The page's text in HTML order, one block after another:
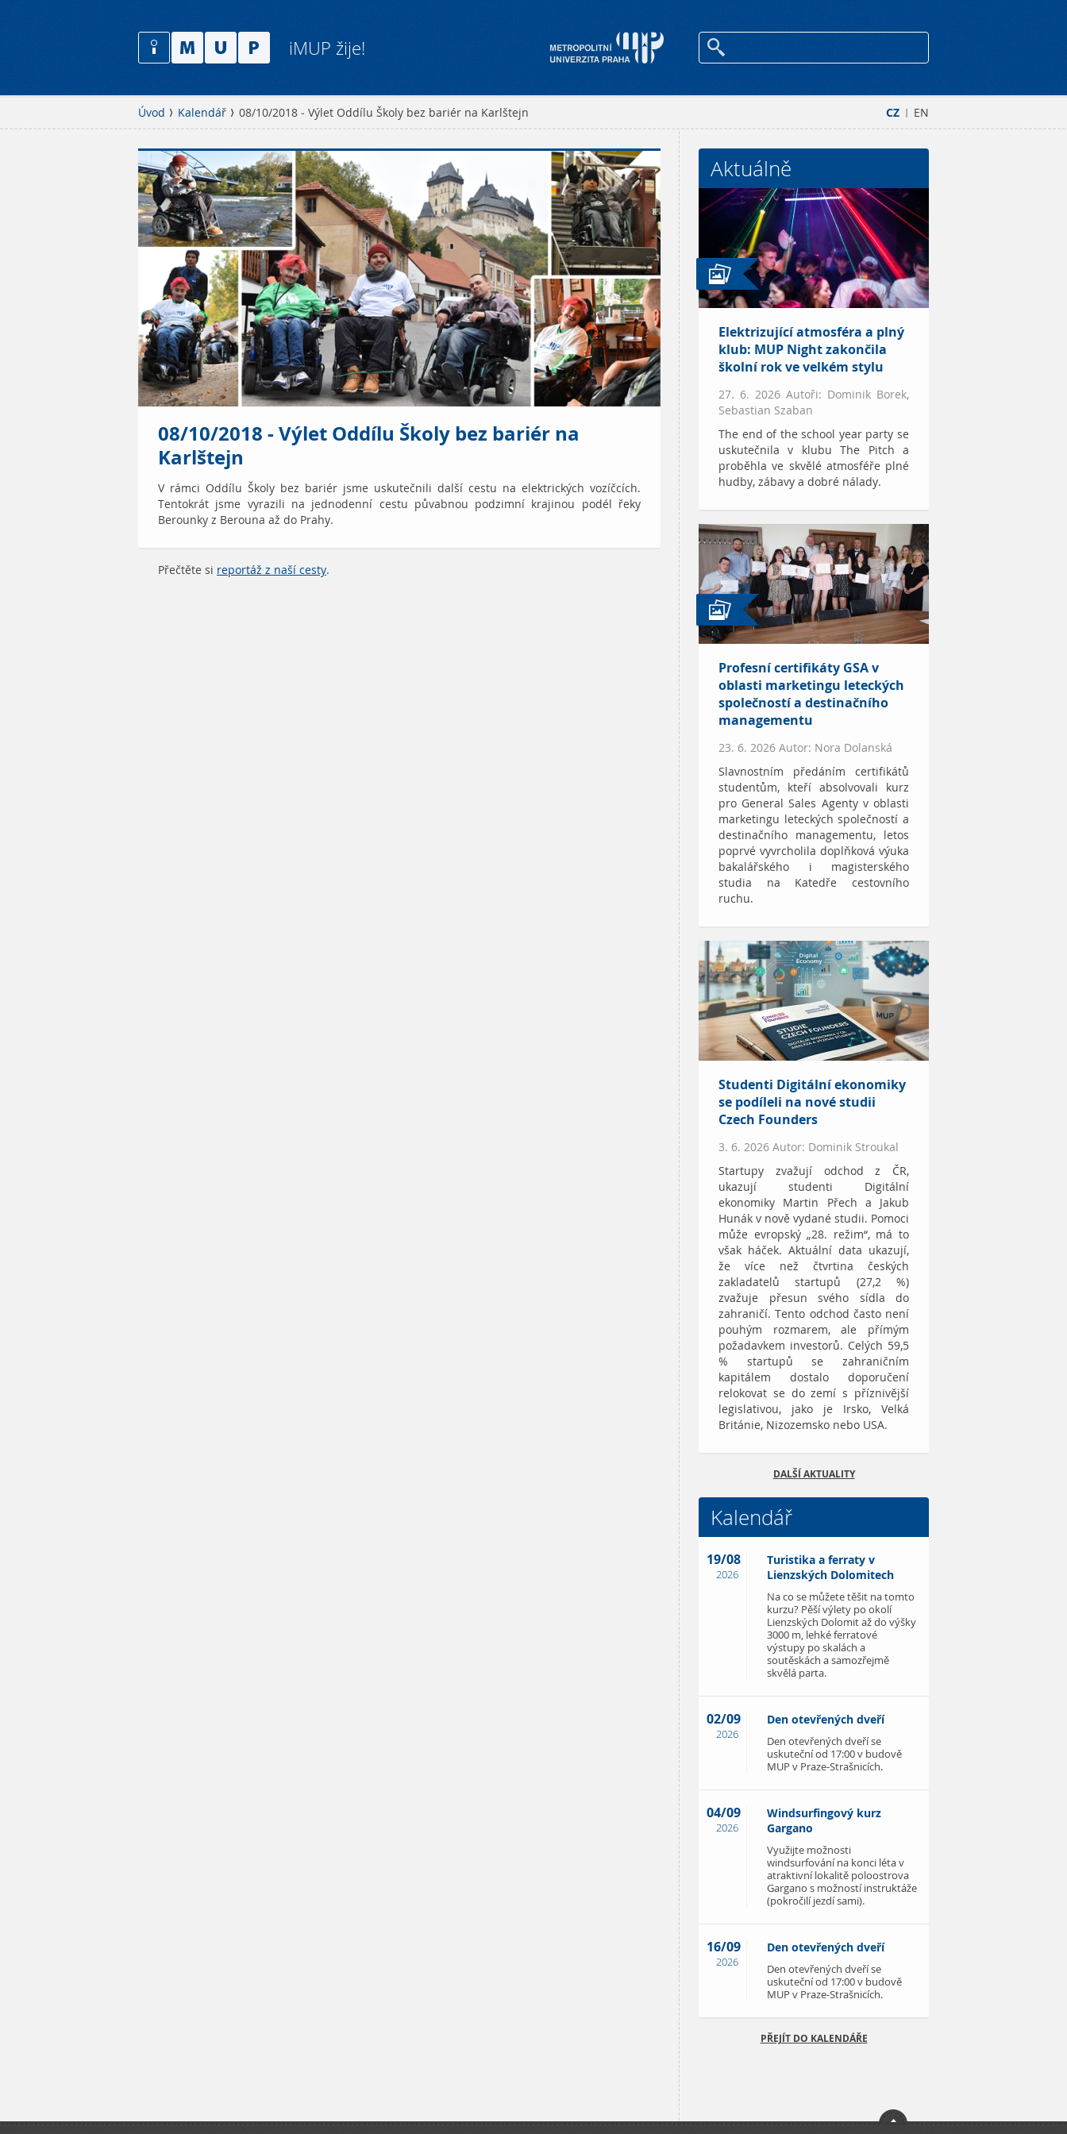
iMUP žije!
CZ | EN
Úvod Kalendář 08/10/2018 - Výlet Oddílu Školy bez bariér na Karlštejn
08/10/2018 - Výlet Oddílu Školy bez bariér na
Karlštejn
V rámci Oddílu Školy bez bariér jsme uskutečnili další cestu na elektrických vozíčcích.
Tentokrát jsme vyrazili na jednodenní cestu půvabnou podzimní krajinou podél řeky
Berounky z Berouna až do Prahy.
Přečtěte si reportáž z naší cesty.
Aktuálně
Elektrizující atmosféra a plný
klub: MUP Night zakončila
školní rok ve velkém stylu
27. 6. 2026 Autoři: Dominik Borek,
Sebastian Szaban
The end of the school year party se
uskutečnila v klubu The Pitch a
proběhla ve skvělé atmosféře plné
hudby, zábavy a dobré nálady.
Profesní certifikáty GSA v
oblasti marketingu leteckých
společností a destinačního
managementu
23. 6. 2026 Autor: Nora Dolanská
Slavnostním předáním certifikátů
studentům, kteří absolvovali kurz
pro General Sales Agenty v oblasti
marketingu leteckých společností a
destinačního managementu, letos
poprvé vyvrcholila doplňková výuka
bakalářského i magisterského
studia na Katedře cestovního
ruchu.
Studenti Digitální ekonomiky
se podíleli na nové studii
Czech Founders
3. 6. 2026 Autor: Dominik Stroukal
Startupy zvažují odchod z ČR,
ukazují studenti Digitální
ekonomiky Martin Přech a Jakub
Hunák v nově vydané studii. Pomoci
může evropský „28. režim“, má to
však háček. Aktuální data ukazují,
že více než čtvrtina českých
zakladatelů startupů (27,2 %)
zvažuje přesun svého sídla do
zahraničí. Tento odchod často není
pouhým rozmarem, ale přímým
požadavkem investorů. Celých 59,5
% startupů se zahraničním
kapitálem dostalo doporučení
relokovat se do zemí s příznivější
legislativou, jako je Irsko, Velká
Británie, Nizozemsko nebo USA.
DALŠÍ AKTUALITY
Kalendář
19/08
2026
Turistika a ferraty v
Lienzských Dolomitech
Na co se můžete těšit na tomto
kurzu? Pěší výlety po okolí
Lienzských Dolomit až do výšky
3000 m, lehké ferratové
výstupy po skalách a
soutěskách a samozřejmě
skvělá parta.
02/09
2026
Den otevřených dveří
Den otevřených dveří se
uskuteční od 17:00 v budově
MUP v Praze-Strašnicích.
04/09
2026
Windsurfingový kurz
Gargano
Využijte možnosti
windsurfování na konci léta v
atraktivní lokalitě poloostrova
Gargano s možností instruktáže
(pokročilí jezdí sami).
16/09
2026
Den otevřených dveří
Den otevřených dveří se
uskuteční od 17:00 v budově
MUP v Praze-Strašnicích.
PŘEJÍT DO KALENDÁŘE